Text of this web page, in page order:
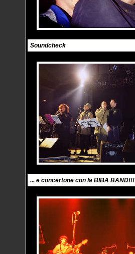
Soundcheck
... e concertone con la BIBA BAND!!!